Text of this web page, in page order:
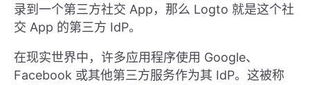
录到一个第三方社交 App，那么 Logto 就是这个社
交 App 的第三方 IdP。
在现实世界中，许多应用程序使用 Google、
Facebook 或其他第三方服务作为其 IdP。这被称